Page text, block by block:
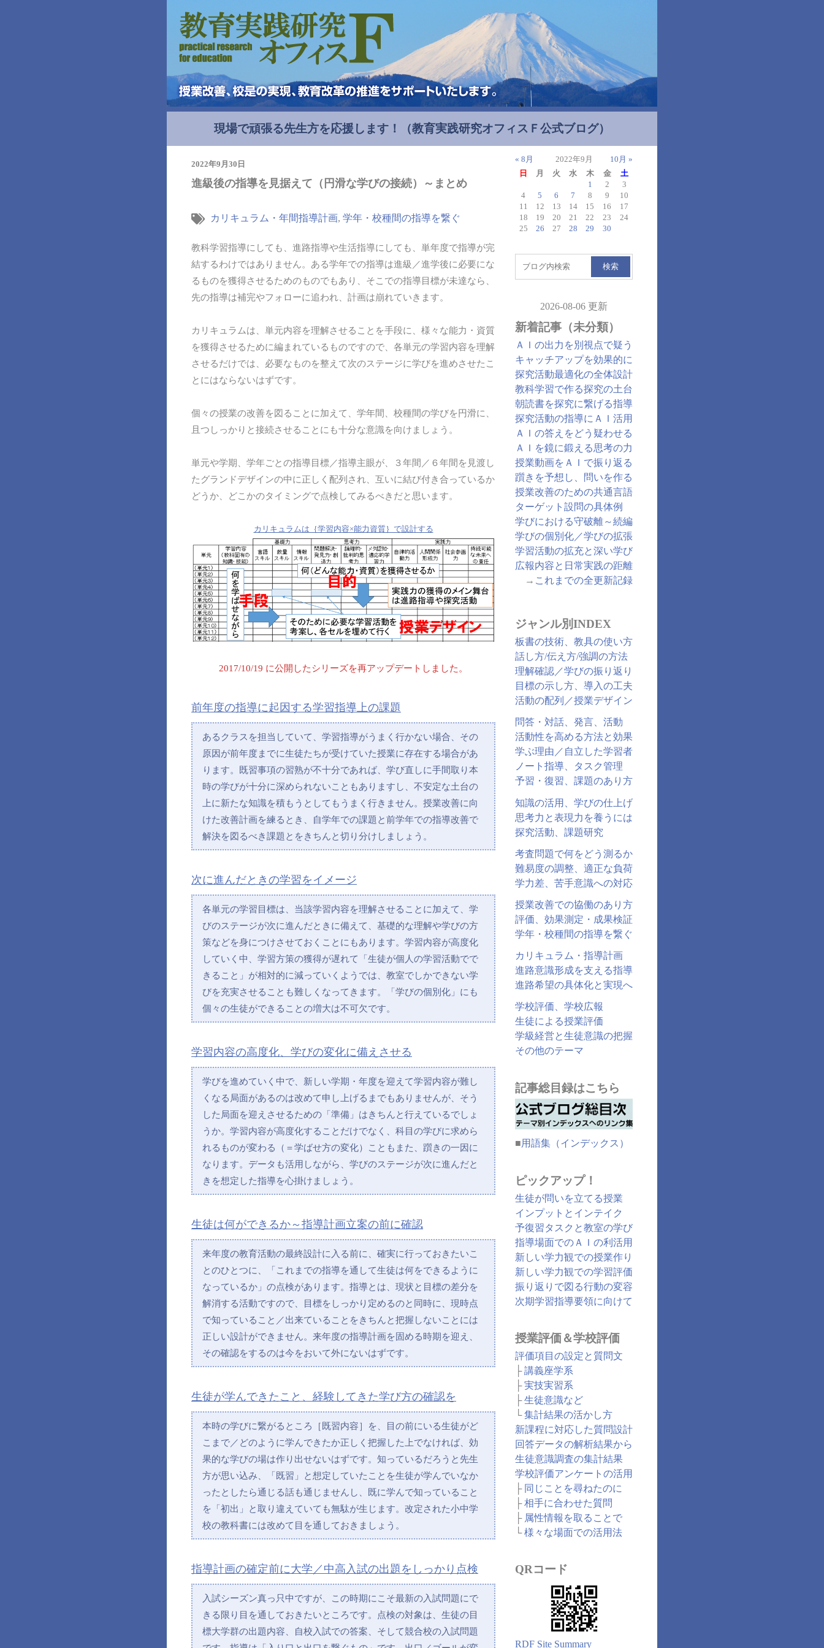
現場で頑張る先生方を応援します！ （教育実践研究オフィスＦ公式ブログ）
2022年9月30日
進級後の指導を見据えて（円滑な学びの接続）～まとめ
カリキュラム・年間指導計画,学年・校種間の指導を繋ぐ
教科学習指導にしても、進路指導や生活指導にしても、単年度で指導が完
結するわけではありません。ある学年での指導は進級／進学後に必要にな
るものを獲得させるためのものでもあり、そこでの指導目標が未達なら、
先の指導は補完やフォローに追われ、計画は崩れていきます。
カリキュラムは、単元内容を理解させることを手段に、様々な能力・資質
を獲得させるために編まれているものですので、各単元の学習内容を理解
させるだけでは、必要なものを整えて次のステージに学びを進めさせたこ
とにはならないはずです。
個々の授業の改善を図ることに加えて、学年間、校種間の学びを円滑に、
且つしっかりと接続させることにも十分な意識を向けましょう。
単元や学期、学年ごとの指導目標／指導主眼が、３年間／６年間を見渡し
たグランドデザインの中に正しく配列され、互いに結び付き合っているか
どうか、どこかのタイミングで点検してみるべきだと思います。
カリキュラムは｛学習内容×能力資質｝で設計する
2017/10/19 に公開したシリーズを再アップデートしました。
前年度の指導に起因する学習指導上の課題
あるクラスを担当していて、学習指導がうまく行かない場合、その
原因が前年度までに生徒たちが受けていた授業に存在する場合があ
ります。既習事項の習熟が不十分であれば、学び直しに手間取り本
時の学びが十分に深められないこともありますし、不安定な土台の
上に新たな知識を積もうとしてもうまく行きません。授業改善に向
けた改善計画を練るとき、自学年での課題と前学年での指導改善で
解決を図るべき課題とをきちんと切り分けしましょう。
次に進んだときの学習をイメージ
各単元の学習目標は、当該学習内容を理解させることに加えて、学
びのステージが次に進んだときに備えて、基礎的な理解や学びの方
策などを身につけさせておくことにもあります。学習内容が高度化
していく中、学習方策の獲得が遅れて「生徒が個人の学習活動でで
きること」が相対的に減っていくようでは、教室でしかできない学
びを充実させることも難しくなってきます。「学びの個別化」にも
個々の生徒ができることの増大は不可欠です。
学習内容の高度化、学びの変化に備えさせる
学びを進めていく中で、新しい学期・年度を迎えて学習内容が難し
くなる局面があるのは改めて申し上げるまでもありませんが、そう
した局面を迎えさせるための「準備」はきちんと行えているでしょ
うか。学習内容が高度化することだけでなく、科目の学びに求めら
れるものが変わる（＝学ばせ方の変化）こともまた、躓きの一因に
なります。データも活用しながら、学びのステージが次に進んだと
きを想定した指導を心掛けましょう。
生徒は何ができるか～指導計画立案の前に確認
来年度の教育活動の最終設計に入る前に、確実に行っておきたいこ
とのひとつに、「これまでの指導を通して生徒は何をできるように
なっているか」の点検があります。指導とは、現状と目標の差分を
解消する活動ですので、目標をしっかり定めるのと同時に、現時点
で知っていること／出来ていることをきちんと把握しないことには
正しい設計ができません。来年度の指導計画を固める時期を迎え、
その確認をするのは今をおいて外にないはずです。
生徒が学んできたこと、経験してきた学び方の確認を
本時の学びに繋がるところ［既習内容］を、目の前にいる生徒がど
こまで／どのように学んできたか正しく把握した上でなければ、効
果的な学びの場は作り出せないはずです。知っているだろうと先生
方が思い込み、「既習」と想定していたことを生徒が学んでいなか
ったとしたら通じる話も通じませんし、既に学んで知っていること
を「初出」と取り違えていても無駄が生じます。改定された小中学
校の教科書には改めて目を通しておきましょう。
指導計画の確定前に大学／中高入試の出題をしっかり点検
入試シーズン真っ只中ですが、この時期にこそ最新の入試問題にで
きる限り目を通しておきたいところです。点検の対象は、生徒の目
標大学群の出題内容、自校入試での答案、そして競合校の入試問題
2022年9月
日
月 火 水 木 金
土
1
2
3
4
5 6 7 8 9
10
11
12 13 14 15 16
17
18
19 20 21 22 23
24
25
26 27 28 29 30
« 8月 10月 »
検索
2026-08-06 更新
新着記事（未分類）
ＡＩの出力を別視点で疑う
キャッチアップを効果的に
探究活動最適化の全体設計
教科学習で作る探究の土台
朝読書を探究に繋げる指導
探究活動の指導にＡＩ活用
ＡＩの答えをどう疑わせる
ＡＩを鏡に鍛える思考の力
授業動画をＡＩで振り返る
躓きを予想し、問いを作る
授業改善のための共通言語
ターゲット設問の具体例
学びにおける守破離～続編
学びの個別化／学びの拡張
学習活動の拡充と深い学び
広報内容と日常実践の距離
→ これまでの全更新記録
ジャンル別INDEX
板書の技術、教具の使い方
話し方/伝え方/強調の方法
理解確認／学びの振り返り
目標の示し方、導入の工夫
活動の配列／授業デザイン
問答・対話、発言、活動
活動性を高める方法と効果
学ぶ理由／自立した学習者
ノート指導、タスク管理
予習・復習、課題のあり方
知識の活用、学びの仕上げ
思考力と表現力を養うには
探究活動、課題研究
考査問題で何をどう測るか
難易度の調整、適正な負荷
学力差、苦手意識への対応
授業改善での協働のあり方
評価、効果測定・成果検証
学年・校種間の指導を繋ぐ
カリキュラム・指導計画
進路意識形成を支える指導
進路希望の具体化と実現へ
学校評価、学校広報
生徒による授業評価
学級経営と生徒意識の把握
その他のテーマ
記事総目録はこちら
■用語集（インデックス）
ピックアップ！
生徒が問いを立てる授業
インプットとインテイク
予復習タスクと教室の学び
指導場面でのＡＩの利活用
新しい学力観での授業作り
新しい学力観での学習評価
振り返りで図る行動の変容
次期学習指導要領に向けて
授業評価＆学校評価
評価項目の設定と質問文
├講義座学系
├実技実習系
├生徒意識など
└集計結果の活かし方
新課程に対応した質問設計
回答データの解析結果から
生徒意識調査の集計結果
学校評価アンケートの活用
├ 同じことを尋ねたのに
├相手に合わせた質問
├ 属性情報を取ることで
└様々な場面での活用法
QRコード
RDF Site Summary